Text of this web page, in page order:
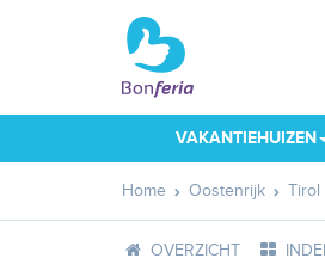
VAKANTIEHUIZEN
Home Oostenrijk Tirol
OVERZICHT